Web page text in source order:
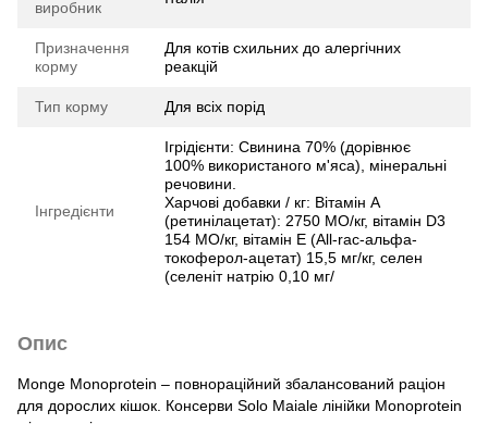
виробник
Призначення
корму
Для котів схильних до алергічних
реакцій
Тип корму Для всіх порід
Інгредієнти
Ігрідієнти: Свинина 70% (дорівнює
100% використаного м'яса), мінеральні
речовини.
Харчові добавки / кг: Вітамін A
(ретинілацетат): 2750 МО/кг, вітамін D3
154 МО/кг, вітамін Е (All-rac-альфа-
токоферол-ацетат) 15,5 мг/кг, селен
(селеніт натрію 0,10 мг/
Опис
Monge Monoprotein – повнораційний збалансований раціон
для дорослих кішок. Консерви Solo Maiale лінійки Monoprotein